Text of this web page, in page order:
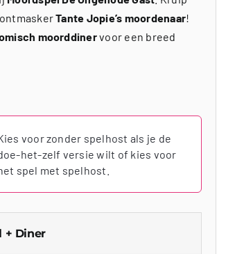
Tante Jopie’s moordenaar!
moorddinervoor een breed
voor zonder spelhost als je de
het-zelf versie wilt of kies voor
spel met spelhost.
+ Diner